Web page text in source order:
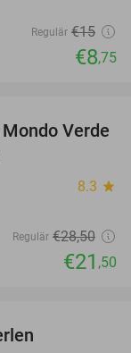
Regulär €15
€8,75
25%
Verde
8.3 star
Regulär €28,50
€21 ,50